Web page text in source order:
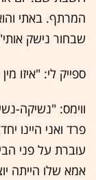
המרתף. באתי
שבחור נישק
ספייק לי: "איזו
ווימס: "נשיקה-
פרד ואני היינו
עוברת על פני
אמא שלו הייתה